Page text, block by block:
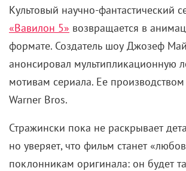
Культовый научно-фантастический
«Вавилон 5» возвращается в
формате. Создатель шоу Джозеф
анонсировал мультипликационную
мотивам сериала. Ее
Warner Bros.
Стражински пока не раскрывает
но уверяет, что фильм станет
поклонникам оригинала: он будет